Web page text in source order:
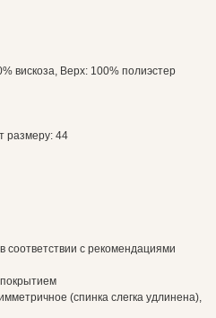
вискоза, Верх: 100% полиэстер
размеру: 44
соответствии с рекомендациями
(спинка слегка удлинена),